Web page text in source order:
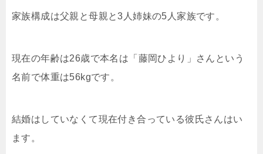
家族構成は父親と母親と3人姉妹の5人家族です。
現在の年齢は26歳で本名は「藤岡ひより」さんという
名前で体重は56kgです。
結婚はしていなくて現在付き合っている彼氏さんはい
ます。